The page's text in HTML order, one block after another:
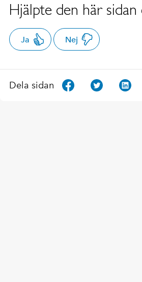
Hjälpte den här sidan
Ja Nej
Dela sidan